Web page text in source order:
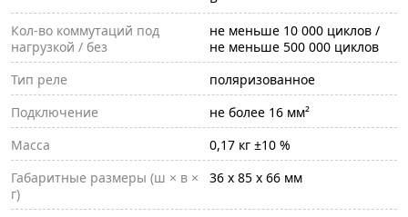
Кол-во коммутаций под
нагрузкой / без
не меньше 10 000 циклов /
не меньше 500 000 циклов
Тип реле
поляризованное
Подключение
не более 16 мм²
Масса
0,17 кг ±10 %
Габаритные размеры (ш × в ×
г)
36 х 85 х 66 мм